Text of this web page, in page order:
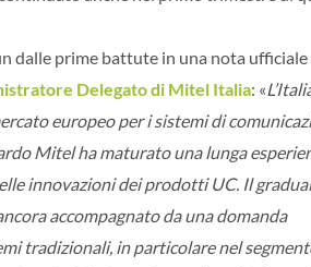
dalle prime battute in una nota ufficiale
Delegato di Mitel Italia: «
europeo per i sistemi di
Mitel ha maturato una lunga
innovazioni dei prodotti UC. Il
accompagnato da una domanda
tradizionali, in particolare nel